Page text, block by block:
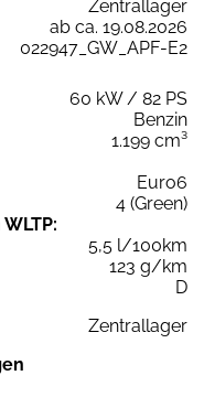
Zentrallager
ab ca. 19.08.2026
022947_GW_APF-E2
60 kW / 82 PS
Benzin
1.199 cm³
Euro6
4 (Green)
5,5 l/100km
123 g/km
D
Zentrallager